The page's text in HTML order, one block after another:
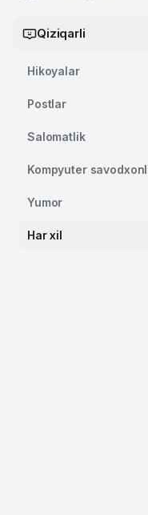
Qiziqarli
Hikoyalar
Postlar
Salomatlik
Kompyuter
Yumor
Har xil